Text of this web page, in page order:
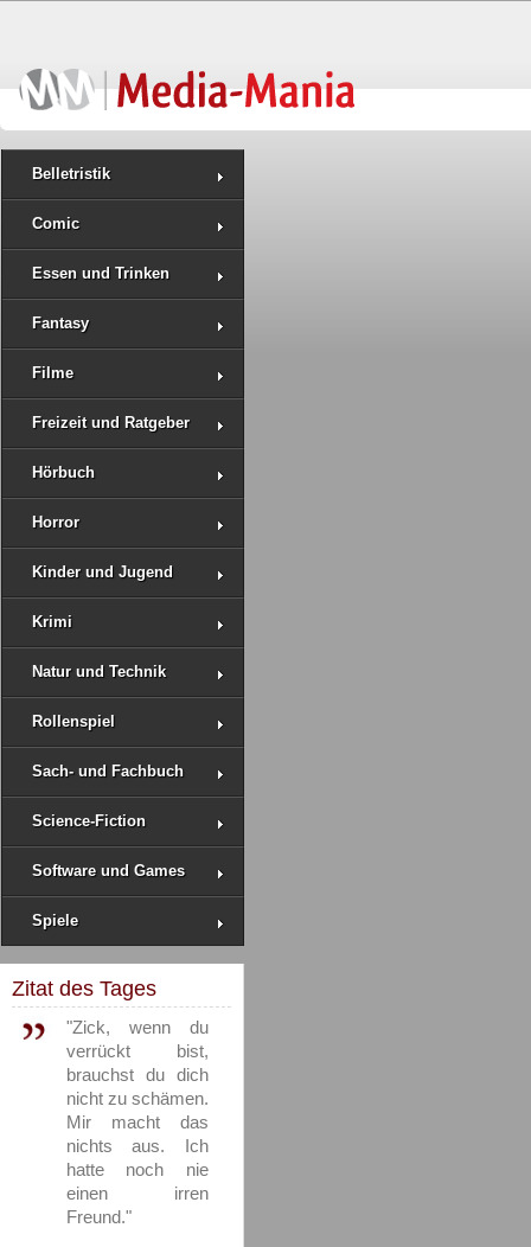
Belletristik
Comic
Essen und Trinken
Fantasy
Filme
Freizeit und Ratgeber
Hörbuch
Horror
Kinder und Jugend
Krimi
Natur und Technik
Rollenspiel
Sach- und Fachbuch
Science-Fiction
Software und Games
Spiele
Zitat des Tages
"Zick, wenn du
verrückt bist,
brauchst du dich
nicht zu schämen.
Mir macht das
nichts aus. Ich
hatte noch nie
einen irren
Freund."